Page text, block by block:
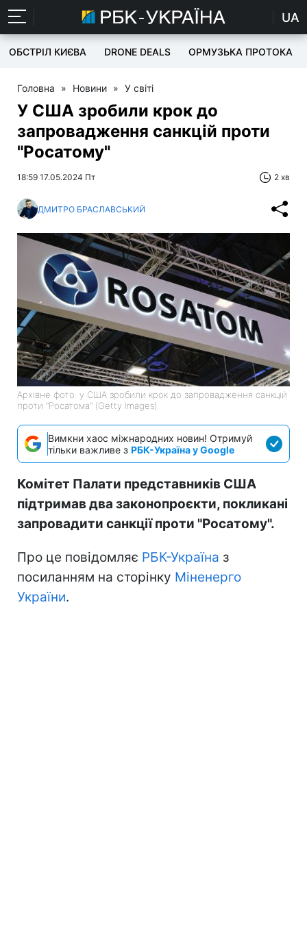
UA
ОБСТРІЛ КИЄВА DRONE DEALS ОРМУЗЬКА ПРОТОКА
Головна » Новини » У світі
У США зробили крок до
запровадження санкцій проти
"Росатому"
18:59 17.05.2024 Пт 2 хв
ДМИТРО БРАСЛАВСЬКИЙ
Архівне фото: у США зробили крок до запровадження санкцій
проти "Росатома" (Getty Images)
Вимкни хаос міжнародних новин! Отримуй
тільки важливе з РБК-Україна у Google
Комітет Палати представників США
підтримав два законопроєкти, покликані
запровадити санкції проти "Росатому".
Про це повідомляє РБК-Україна з
посиланням на сторінку Міненерго
України.